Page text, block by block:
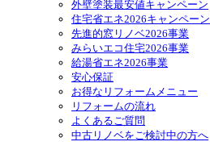
外壁塗装最安値キャンペーン
住宅省エネ2026キャンペーン
先進的窓リノベ2026事業
みらいエコ住宅2026事業
給湯省エネ2026事業
安心保証
お得なリフォームメニュー
リフォームの流れ
よくあるご質問
中古リノベをご検討中の方へ